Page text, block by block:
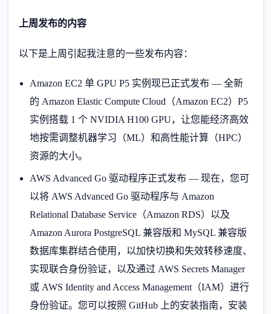
上周发布的内容
以下是上周引起我注意的一些发布内容：
Amazon EC2 单 GPU P5 实例现已正式发布 — 全新
的 Amazon Elastic Compute Cloud（Amazon EC2）P5
实例搭载 1 个 NVIDIA H100 GPU，让您能经济高效
地按需调整机器学习（ML）和高性能计算（HPC）
资源的大小。
AWS Advanced Go 驱动程序正式发布 — 现在，您可
以将 AWS Advanced Go 驱动程序与 Amazon
Relational Database Service（Amazon RDS）以及
Amazon Aurora PostgreSQL 兼容版和 MySQL 兼容版
数据库集群结合使用，以加快切换和失效转移速度、
实现联合身份验证，以及通过 AWS Secrets Manager
或 AWS Identity and Access Management（IAM）进行
身份验证。您可以按照 GitHub 上的安装指南，安装